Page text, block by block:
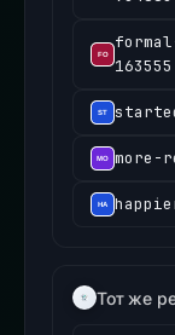
more-
Тот же